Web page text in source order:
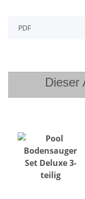
PDF
Dieser